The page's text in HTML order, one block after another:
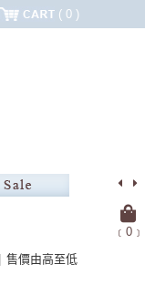
0
﹝ 0﹞
售價由高至低